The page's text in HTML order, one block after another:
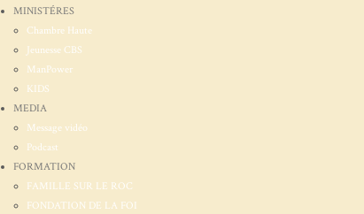
MINISTÉRES
Chambre Haute
Jeunesse CBS
ManPower
KIDS
MEDIA
Message vidéo
Podcast
FORMATION
FAMILLE SUR LE ROC
FONDATION DE LA FOI